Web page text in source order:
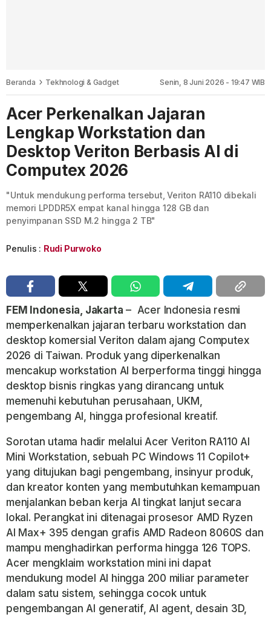
Beranda Tekhnologi & Gadget Senin, 8 Juni 2026 - 19:47 WIB
Acer Perkenalkan Jajaran
Lengkap Workstation dan
Desktop Veriton Berbasis AI di
Computex 2026
"Untuk mendukung performa tersebut, Veriton RA110 dibekali
memori LPDDR5X empat kanal hingga 128 GB dan
penyimpanan SSD M.2 hingga 2 TB"
Penulis : Rudi Purwoko
FEM Indonesia, Jakarta – Acer Indonesia⁠ resmi
memperkenalkan jajaran terbaru workstation dan
desktop komersial Veriton dalam ajang Computex
2026 di Taiwan. Produk yang diperkenalkan
mencakup workstation AI berperforma tinggi hingga
desktop bisnis ringkas yang dirancang untuk
memenuhi kebutuhan perusahaan, UKM,
pengembang AI, hingga profesional kreatif.
Sorotan utama hadir melaluiAcer Veriton RA110 AI
Mini Workstation, sebuah PC Windows 11 Copilot+
yang ditujukan bagi pengembang, insinyur produk,
dan kreator konten yang membutuhkan kemampuan
menjalankan beban kerja AI tingkat lanjut secara
lokal. Perangkat ini ditenagai prosesor AMD Ryzen
AI Max+ 395 dengan grafis AMD Radeon 8060S dan
mampu menghadirkan performa hingga 126 TOPS.
Acer mengklaim workstation mini ini dapat
mendukung model AI hingga 200 miliar parameter
dalam satu sistem, sehingga cocok untuk
pengembangan AI generatif, AI agent, desain 3D,